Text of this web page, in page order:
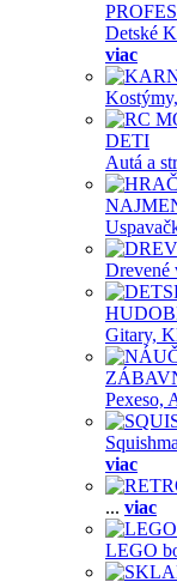
Detské
viac
Kostýmy,
DETI
Autá a
Drevené
Gitary,
Pexeso,
viac
... viac
LEGO